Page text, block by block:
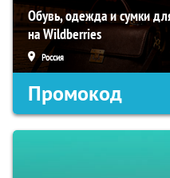
Обувь, одежда и сумки
на Wildberries
Россия
Промокод